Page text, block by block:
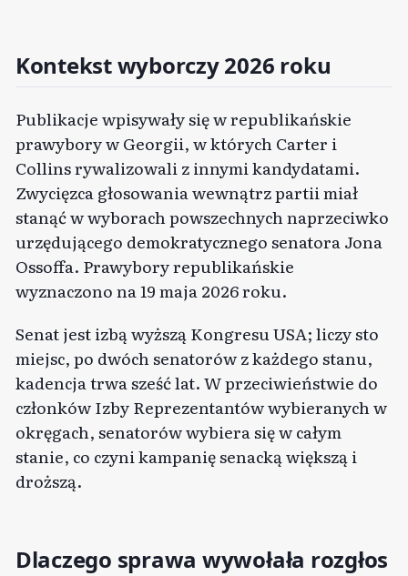
Kontekst wyborczy 2026 roku
Publikacje wpisywały się w republikańskie
prawybory w Georgii, w których Carter i
Collins rywalizowali z innymi kandydatami.
Zwycięzca głosowania wewnątrz partii miał
stanąć w wyborach powszechnych naprzeciwko
urzędującego demokratycznego senatora Jona
Ossoffa. Prawybory republikańskie
wyznaczono na 19 maja 2026 roku.
Senat jest izbą wyższą Kongresu USA; liczy sto
miejsc, po dwóch senatorów z każdego stanu,
kadencja trwa sześć lat. W przeciwieństwie do
członków Izby Reprezentantów wybieranych w
okręgach, senatorów wybiera się w całym
stanie, co czyni kampanię senacką większą i
droższą.
Dlaczego sprawa wywołała rozgłos